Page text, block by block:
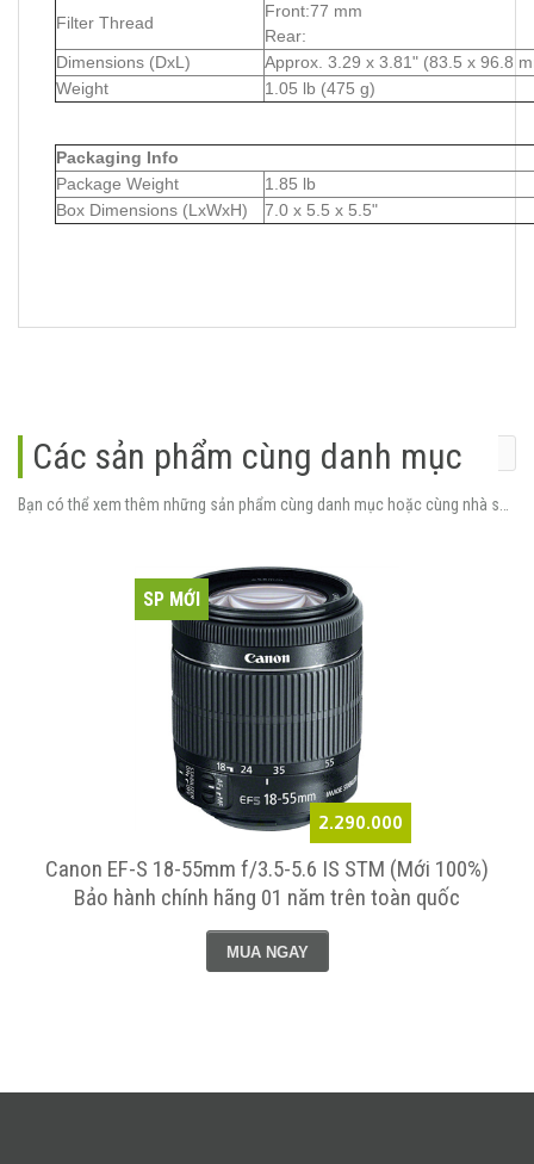
Filter Thread
Front:77 mm
Rear:
Dimensions (DxL)
Approx. 3.29 x 3.81" (83.5 x 96.8
Weight
1.05 lb (475 g)
Packaging Info
Package Weight
1.85 lb
Box Dimensions (LxWxH)
7.0 x 5.5 x 5.5"
Các sản phẩm cùng danh mục
100%)
Canon EF 100mm f/2.8 L IS USM Macro Lens
100% ) - Bảo hành chính hãng 02 năm trên
MUA NGAY